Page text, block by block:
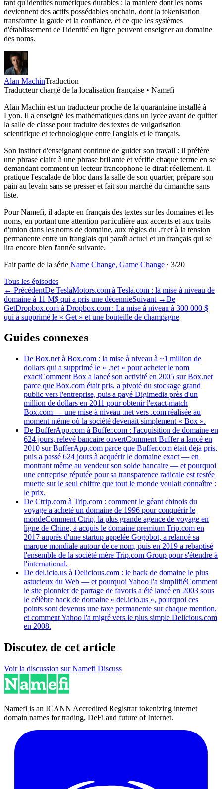
tant qu'identités numériques durables : la manière dont les noms
deviennent des actifs possédables onchain, dont la tokenisation
transforme la garde et la confiance, et ce que les systèmes
d'établissement de l'identité en ligne peuvent enseigner au domaine
des noms.
Alan MachinTraduction
Traducteur chargé de la localisation française • Namefi
Alan Machin est un traducteur proche de la quarantaine installé à
Lyon. Il a enseigné les mathématiques dans un lycée avant de quitter
la salle de classe pour traduire des textes de vulgarisation
scientifique et technologique entre l'anglais et le français.
Son instinct d'enseignant continue de guider son travail : il préfère
une phrase claire à une phrase brillante et vérifie chaque terme en se
demandant comment un lecteur francophone le dirait réellement. Il
pratique l'escalade de bloc dans la salle de son quartier, prépare son
pain au levain sans se presser et fait son marché du dimanche sans
liste.
Pour Namefi, il adapte en français des textes sur les domaines et les
noms, en portant une attention particulière aux accents et aux traits
d'union dans les noms de domaine, aux règles du .fr et à la tension
permanente entre un franglais qui paraît actuel et un français qui se
lira encore bien l'année suivante.
Fait partie de la série Name Change, Game Change · 3/20
Tous les épisodes
← PrécédentDe TeslaMotors.com à Tesla.com : la mise à niveau de
domaine à 11 M$ qui a pris une décennieSuivant →De
GetDropbox.com à Dropbox.com : La mise à niveau à 300 000 $
qui a supprimé le « Get » et une bouteille de champagne
Guides connexes
De Box.net à Box.com : la mise à niveau à ~1 million de
dollars qui a supprimé le « .net » pour acheter le nom
exactComment Box a lancé son activité en 2005 sur Box.net
parce que Box.com était pris, a pivoté du stockage grand
public vers l'entreprise, puis a payé Digimedia près d'un
million de dollars en 2011 pour obtenir l'exact-match
Box.com — une mise à niveau .net vers .com réalisée au
moment même où la société devenait simplement « Box ».
De BufferApp.com à Buffer.com : l'acquisition de domaine en
624 jours, relevé bancaire ouvertComment Buffer a lancé en
2010 sur BufferApp.com parce que Buffer.com était déjà pris,
puis a passé 624 jours à acquérir le domaine exact — en
montrant même au vendeur son solde bancaire — et pourquoi
une entreprise réputée pour sa transparence radicale est restée
muette sur le seul chiffre que tout le monde voulait connaître :
le prix.
De Ctrip.com à Trip.com : comment le géant chinois du
voyage a acheté un domaine de 1996 pour conquérir le
mondeComment Ctrip, la plus grande agence de voyage en
ligne de Chine, a acquis le domaine premium Trip.com en
2017 auprès d'une startup appelée Gogobot, a relancé sa
marque mondiale autour de ce nom, puis en 2019 a rebaptisé
l'ensemble de la société mère Trip.com Group pour s'étendre à
l'international.
De del.icio.us à Delicious.com : le hack de domaine le plus
astucieux du Web — et pourquoi Yahoo l'a simplifiéComment
le site pionnier de partage de favoris a été lancé en 2003 sous
le célèbre hack de domaine « del.icio.us », pourquoi ces
points sont devenus une taxe permanente sur chaque mention,
et comment Yahoo l'a migré vers le plus simple Delicious.com
en 2008.
Discutez de cet article
Voir la discussion sur Namefi Discuss
Namefi is an ICANN Accredited Registrar tokenizing internet
domain names for trading, DeFi and future of Internet.